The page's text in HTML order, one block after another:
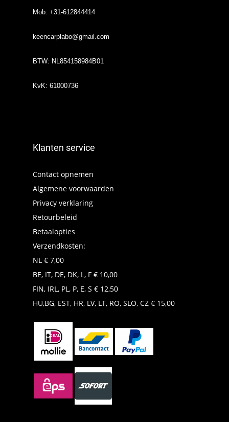
Mob: +31-612844414
keencarplabo@gmail.com
BTW: NL854158984B01
KvK: 61000736
Klanten service
Contact opnemen
Algemene voorwaarden
Privacy verklaring
Retourbeleid
Betaalopties
Verzendkosten:
NL € 7,00
BE, IT, DE, DK, L, F € 10,00
FIN, IRL, PL, P, E, S € 12,50
HU,BG, EST, HR, LV, LT, RO, SLO, CZ € 15,00